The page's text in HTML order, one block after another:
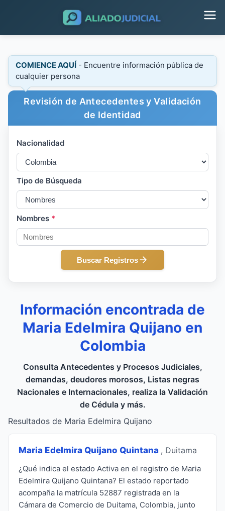
COMIENCE AQUÍ - Encuentre información pública de
cualquier persona
Revisión de Antecedentes y Validación
de Identidad
Nacionalidad
Tipo de Búsqueda
Nombres *
Buscar Registros
Información encontrada de
Maria Edelmira Quijano en
Colombia
Consulta Antecedentes y Procesos Judiciales,
demandas, deudores morosos, Listas negras
Nacionales e Internacionales, realiza la Validación
de Cédula y más.
Resultados de Maria Edelmira Quijano
Maria Edelmira Quijano Quintana , Duitama
¿Qué indica el estado Activa en el registro de Maria
Edelmira Quijano Quintana? El estado reportado
acompaña la matrícula 52887 registrada en la
Cámara de Comercio de Duitama, Colombia, junto